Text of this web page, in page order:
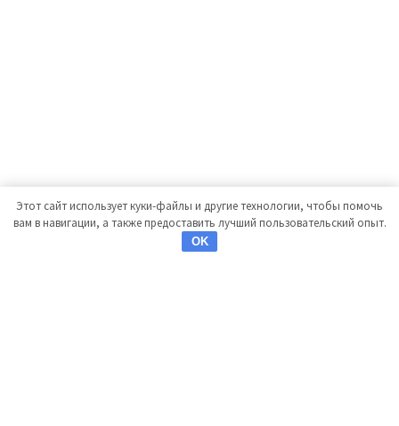
Этот сайт использует куки-файлы и другие технологии, чтобы помочь
вам в навигации, а также предоставить лучший пользовательский опыт.
OK